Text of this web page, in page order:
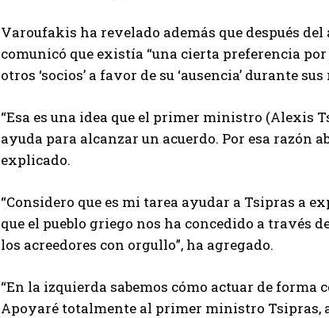
Varoufakis ha revelado además que después
comunicó que existía “una cierta preferencia
otros ‘socios’ a favor de su ‘ausencia’ durante
“Esa es una idea que el primer ministro (Alexis
ayuda para alcanzar un acuerdo. Por esa razón
explicado.
“Considero que es mi tarea ayudar a Tsipras a
que el pueblo griego nos ha concedido a través
los acreedores con orgullo”, ha agregado.
“En la izquierda sabemos cómo actuar de
Apoyaré totalmente al primer ministro Tsipras,